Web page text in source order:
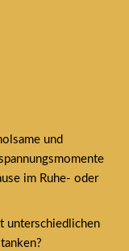
und
im Ruhe- oder
unterschiedlichen